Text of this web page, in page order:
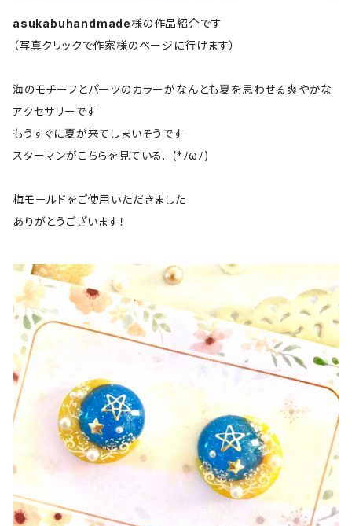
asukabuhandmade様の作品紹介です
（写真クリックで作家様のページに行けます）
海のモチーフとパーツのカラーがなんとも夏を思わせる爽やかな
アクセサリーです
もうすぐに夏が来てしまいそうです
スターマンがこちらを見ている…(*ﾉωﾉ)
梅モールドをご使用いただきました
ありがとうございます！